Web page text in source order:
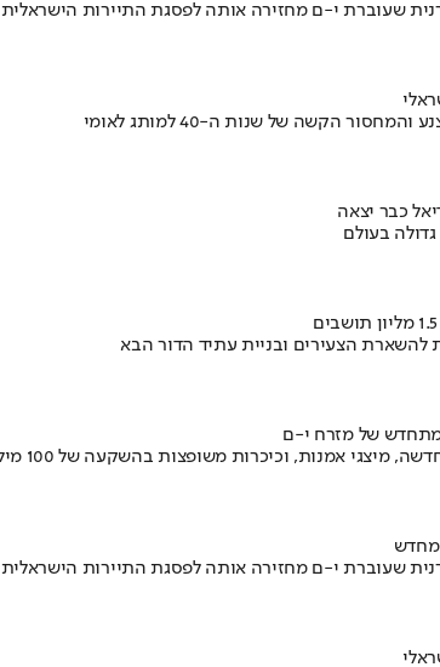
שעוברת י-ם מחזירה אותה לפסגת התיירות הישראלית
כבר יצאה
בעולם
להשארת הצעירים ובניית עתיד הדור הבא
של מזרח י-ם
מחדש
שעוברת י-ם מחזירה אותה לפסגת התיירות הישראלית